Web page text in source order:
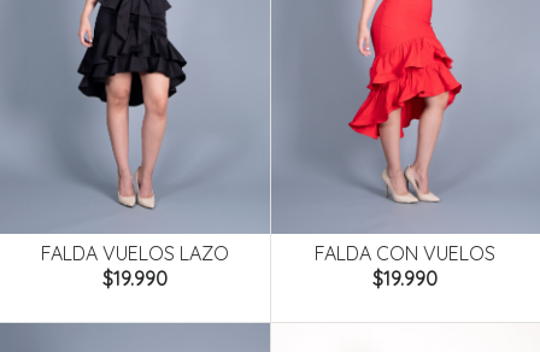
FALDA VUELOS LAZO
$19.990
FALDA CON VUELOS
$19.990